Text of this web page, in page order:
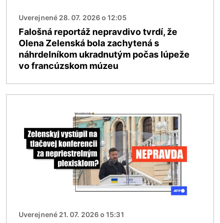
Uverejnené 28. 07. 2026 o 12:05
Falošná reportáž nepravdivo tvrdí, že
Olena Zelenská bola zachytená s
náhrdelníkom ukradnutým počas lúpeže
vo francúzskom múzeu
Uverejnené 21. 07. 2026 o 15:31